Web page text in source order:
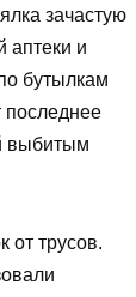
зачастую
аптеки и
бутылкам
последнее
выбитым
от трусов.